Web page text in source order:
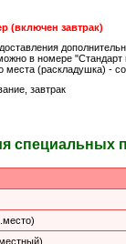
(включен завтрак)
в номере
места (раскладушка) -
завтрак
специальных